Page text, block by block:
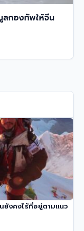
ลกองทัพให้จีน
ะถล่มปากีสถาน
งคงไร้ที่อยู่ตามแนว